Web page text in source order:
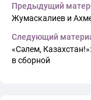
Предыдущий
Жумаскалиев и
Следующий
«Сәлем,
в сборной